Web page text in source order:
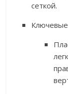
сеткой.